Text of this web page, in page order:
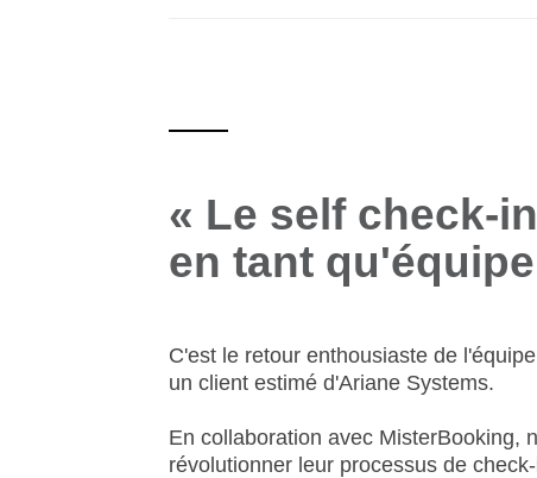
« Le self check-
en tant
C'est le retour enthousiaste de
un client estimé d'Ariane Systems.
En collaboration avec MisterBooking,
révolutionner leur processus de